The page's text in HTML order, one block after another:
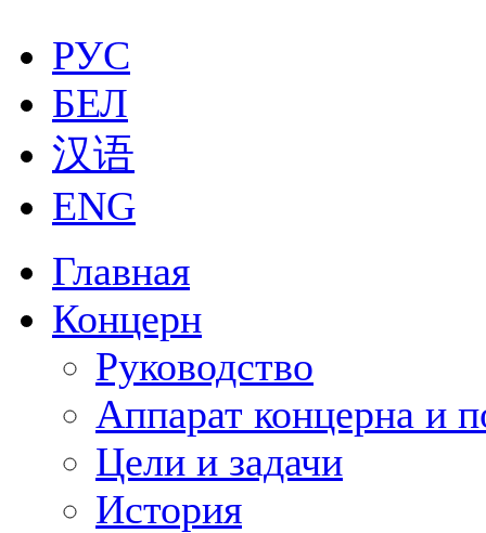
РУС
БЕЛ
汉语
ENG
Главная
Концерн
Руководство
Аппарат концерна и
Цели и задачи
История